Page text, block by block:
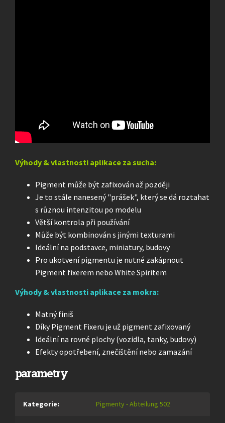
Výhody & vlastnosti aplikace za sucha:
Pigment může být zafixován až později
Je to stále nanesený "prášek", který se dá roztahat
s různou intenzitou po modelu
Větší kontrola při používání
Může být kombinován s jinými texturami
Ideální na podstavce, miniatury, budovy
Pro ukotvení pigmentu je nutné zakápnout
Pigment fixerem nebo White Spiritem
Výhody & vlastnosti aplikace za mokra:
Matný finiš
Díky Pigment Fixeru je už pigment zafixovaný
Ideální na rovné plochy (vozidla, tanky, budovy)
Efekty opotřebení, znečištění nebo zamazání
parametry
Kategorie: Pigmenty - Abteilung 502